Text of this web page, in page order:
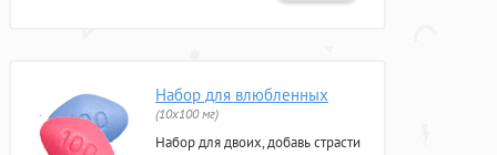
Набор для влюбленных
(10х100 мг)
Набор для двоих, добавь страсти